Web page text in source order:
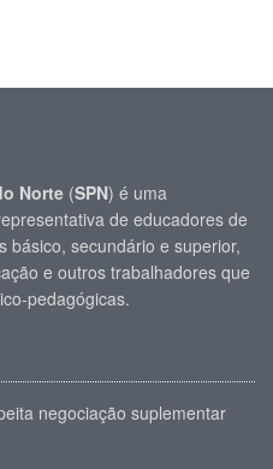
Norte (SPN) é uma
de educadores de
básico, secundário e superior,
e outros trabalhadores que
pedagógicas.
negociação suplementar